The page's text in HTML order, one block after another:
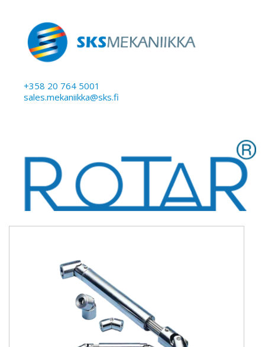
+358 20 764 5001
sales.mekaniikka@sks.fi